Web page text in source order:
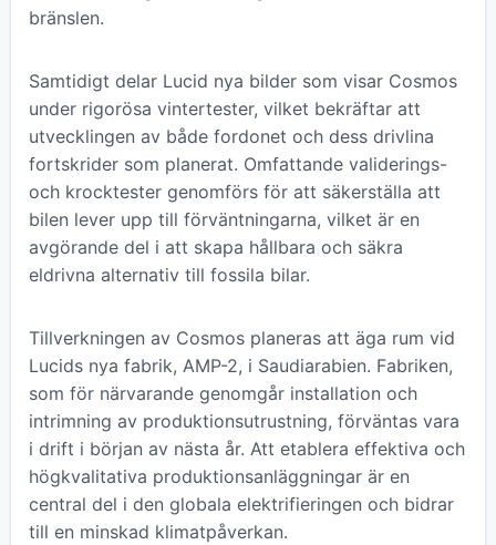
bränslen.
Samtidigt delar Lucid nya bilder som visar Cosmos
under rigorösa vintertester, vilket bekräftar att
utvecklingen av både fordonet och dess drivlina
fortskrider som planerat. Omfattande validerings-
och krocktester genomförs för att säkerställa att
bilen lever upp till förväntningarna, vilket är en
avgörande del i att skapa hållbara och säkra
eldrivna alternativ till fossila bilar.
Tillverkningen av Cosmos planeras att äga rum vid
Lucids nya fabrik, AMP-2, i Saudiarabien. Fabriken,
som för närvarande genomgår installation och
intrimning av produktionsutrustning, förväntas vara
i drift i början av nästa år. Att etablera effektiva och
högkvalitativa produktionsanläggningar är en
central del i den globala elektrifieringen och bidrar
till en minskad klimatpåverkan.